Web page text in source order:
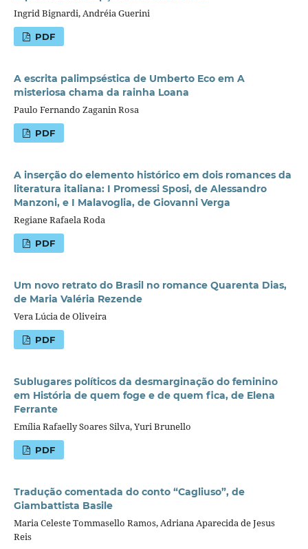
Ingrid Bignardi, Andréia Guerini
PDF
A escrita palimpséstica de Umberto Eco em A
misteriosa chama da rainha Loana
Paulo Fernando Zaganin Rosa
PDF
A inserção do elemento histórico em dois romances da
literatura italiana: I Promessi Sposi, de Alessandro
Manzoni, e I Malavoglia, de Giovanni Verga
Regiane Rafaela Roda
PDF
Um novo retrato do Brasil no romance Quarenta Dias,
de Maria Valéria Rezende
Vera Lúcia de Oliveira
PDF
Sublugares políticos da desmarginação do feminino
em História de quem foge e de quem fica, de Elena
Ferrante
Emília Rafaelly Soares Silva, Yuri Brunello
PDF
Tradução comentada do conto “Cagliuso”, de
Giambattista Basile
Maria Celeste Tommasello Ramos, Adriana Aparecida de Jesus
Reis